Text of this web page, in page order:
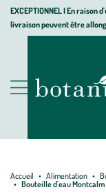
Aller
Aller
au
Aller
au
page
EXCEPTIONNEL I En
livraison peuvent être
Nos produits
Jardinerie
Accueil Alimentation
Bouteille d'eau